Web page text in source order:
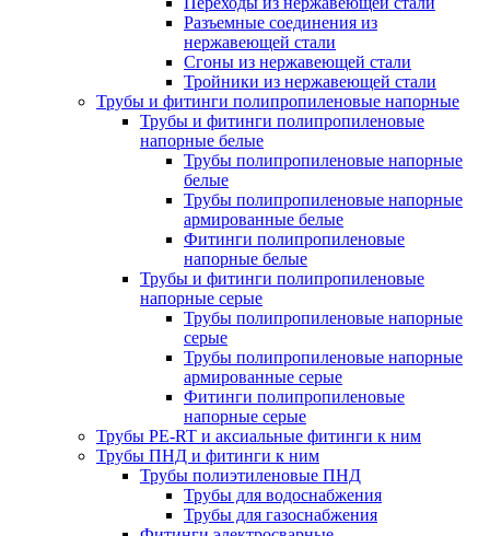
Разъемные соединения из
нержавеющей стали
Сгоны из нержавеющей стали
Тройники из нержавеющей стали
Трубы и фитинги полипропиленовые напорные
Трубы и фитинги полипропиленовые
напорные белые
Трубы полипропиленовые напорные
белые
Трубы полипропиленовые напорные
армированные белые
Фитинги полипропиленовые
напорные белые
Трубы и фитинги полипропиленовые
напорные серые
Трубы полипропиленовые напорные
серые
Трубы полипропиленовые напорные
армированные серые
Фитинги полипропиленовые
напорные серые
Трубы PE-RT и аксиальные фитинги к ним
Трубы ПНД и фитинги к ним
Трубы полиэтиленовые ПНД
Трубы для водоснабжения
Трубы для газоснабжения